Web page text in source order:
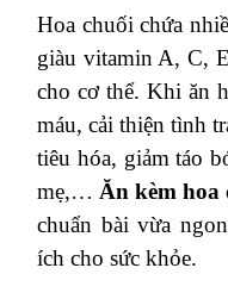
Hoa chuối chứa
giàu vitamin A, C,
cho cơ thể. Khi ăn
máu, cải thiện tình
tiêu hóa, giảm táo
mẹ,… Ăn kèm hoa
chuẩn bài vừa
ích cho sức khỏe.